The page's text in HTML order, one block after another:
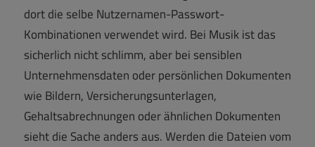
dort die selbe Nutzernamen-Passwort-
Kombinationen verwendet wird. Bei Musik ist das
sicherlich nicht schlimm, aber bei sensiblen
Unternehmensdaten oder persönlichen Dokumenten
wie Bildern, Versicherungsunterlagen,
Gehaltsabrechnungen oder ähnlichen Dokumenten
sieht die Sache anders aus. Werden die Dateien vom